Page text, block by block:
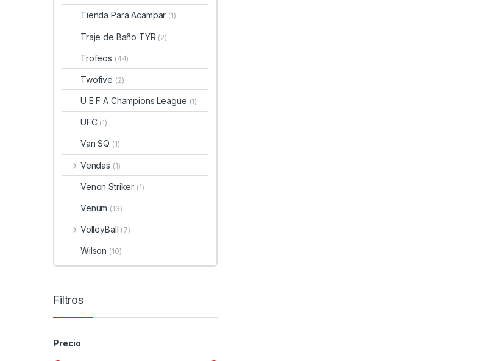
Tienda Para Acampar (1)
Traje de Baño TYR (2)
Trofeos (44)
Twofive (2)
U E F A Champions League (1)
UFC (1)
Van SQ (1)
Vendas (1)
Venon Striker (1)
Venum (13)
VolleyBall (7)
Wilson (10)
Filtros
Precio